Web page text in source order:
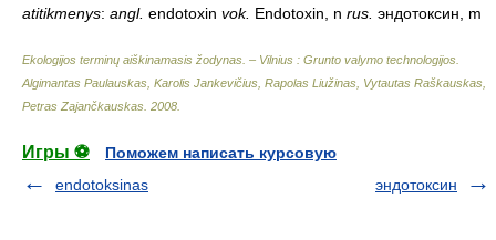
atitikmenys: angl. endotoxin vok. Endotoxin, n rus. эндотоксин, m
Ekologijos terminų aiškinamasis žodynas. – Vilnius : Grunto valymo technologijos
Algimantas Paulauskas, Karolis Jankevičius, Rapolas Liužinas, Vytautas Raškauskas,
Petras Zajančkauskas 2008
Игры ⚽
Поможем написать курсовую
endotoksinas
эндотоксин